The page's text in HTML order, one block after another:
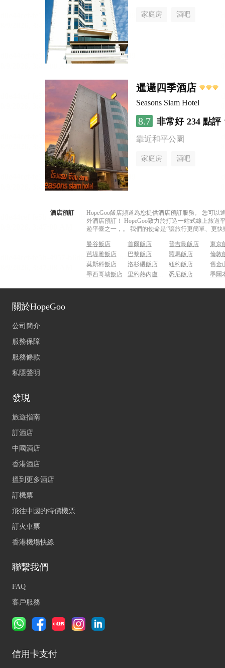
家庭房 酒吧
暹邏四季酒店
Seasons Siam Hotel
8.7 非常好 234 點評
靠近和平公園
家庭房 酒吧
酒店預訂
HopeGoo飯店頻道為您提供酒店預訂服務。 您可
外酒店預訂！ HopeGoo致力於打造一站式線上旅
遊平臺之一，。 我們的使命是“讓旅行更簡單、更
曼谷飯店 首爾飯店 普吉島飯店
東京
芭堤雅飯店
巴黎飯店 羅馬飯店
倫敦
莫斯科飯店
洛杉磯飯店 紐約飯店
舊金
墨西哥城飯店
里約熱內盧飯店 悉尼飯店 墨爾
關於HopeGoo
公司簡介
服務保障
服務條款
私隱聲明
發現
旅遊指南
訂酒店
中國酒店
香港酒店
搵到更多酒店
訂機票
飛往中國的特價機票
訂火車票
香港機場快線
聯繫我們
FAQ
客戶服務
信用卡支付